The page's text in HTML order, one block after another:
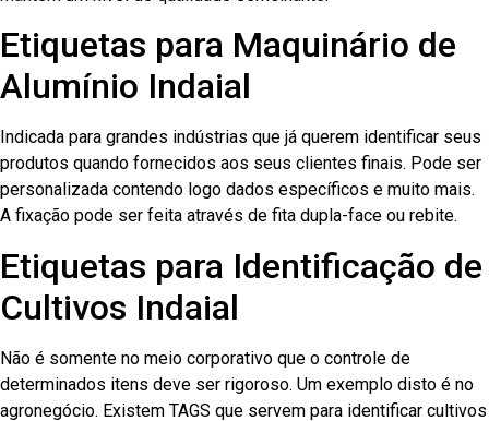
Etiquetas para Maquinário de
Alumínio Indaial
Indicada para grandes indústrias que já querem identificar seus
produtos quando fornecidos aos seus clientes finais. Pode ser
personalizada contendo logo dados específicos e muito mais.
A fixação pode ser feita através de fita dupla-face ou rebite.
Etiquetas para Identificação de
Cultivos Indaial
Não é somente no meio corporativo que o controle de
determinados itens deve ser rigoroso. Um exemplo disto é no
agronegócio. Existem TAGS que servem para identificar cultivos